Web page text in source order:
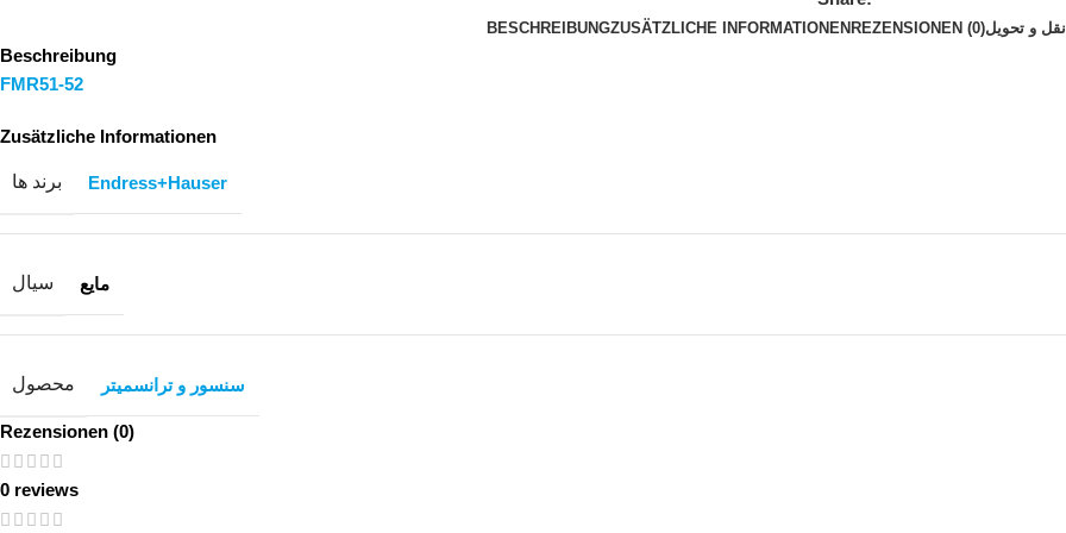
BESCHREIBUNGZUSÄTZLICHE INFORMATIONEN REZENSIONEN (0)و تحویل
Beschreibung
FMR51-52
Zusätzliche Informationen
برند ها Endress+Hauser
سیال مایع
محصول سنسور و ترانسمیتر
Rezensionen (0)
0 reviews